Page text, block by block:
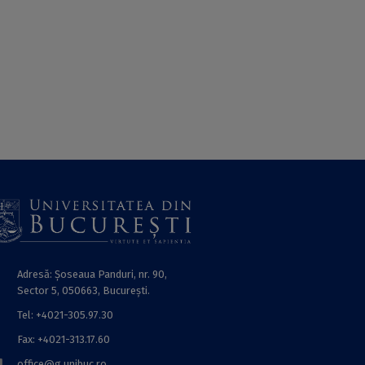
Adresă: Șoseaua Panduri, nr. 90,
Sector 5, 050663, Bucureşti.
Tel: +4021-305.97.30
Fax: +4021-313.17.60